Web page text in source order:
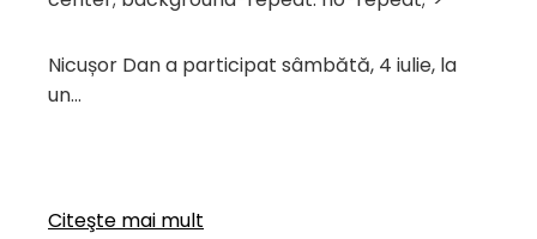
Nicușor Dan a participat sâmbătă, 4 iulie, la
un…
Citeşte mai mult